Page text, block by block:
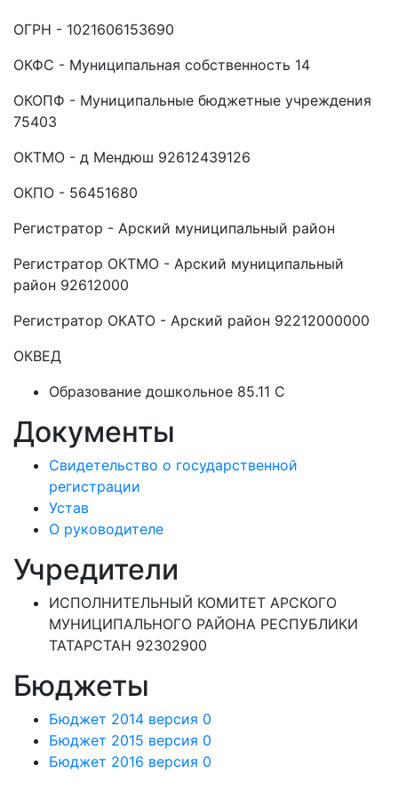
ОГРН - 1021606153690
ОКФС - Муниципальная собственность 14
ОКОПФ - Муниципальные бюджетные учреждения
75403
ОКТМО - д Мендюш 92612439126
ОКПО - 56451680
Регистратор - Арский муниципальный район
Регистратор ОКТМО - Арский муниципальный
район 92612000
Регистратор ОКАТО - Арский район 92212000000
ОКВЕД
Образование дошкольное 85.11 C
Документы
Свидетельство о государственной
регистрации
Устав
О руководителе
Учредители
ИСПОЛНИТЕЛЬНЫЙ КОМИТЕТ АРСКОГО
МУНИЦИПАЛЬНОГО РАЙОНА РЕСПУБЛИКИ
ТАТАРСТАН 92302900
Бюджеты
Бюджет 2014 версия 0
Бюджет 2015 версия 0
Бюджет 2016 версия 0